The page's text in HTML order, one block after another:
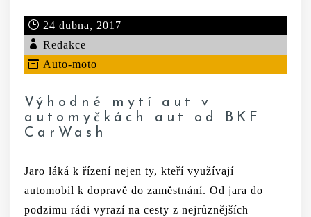
24 dubna, 2017
Redakce
Auto-moto
Výhodné mytí aut v
automyčkách aut od BKF
CarWash
Jaro láká k řízení nejen ty, kteří využívají
automobil k dopravě do zaměstnání. Od jara do
podzimu rádi vyrazí na cesty z nejrůznějších